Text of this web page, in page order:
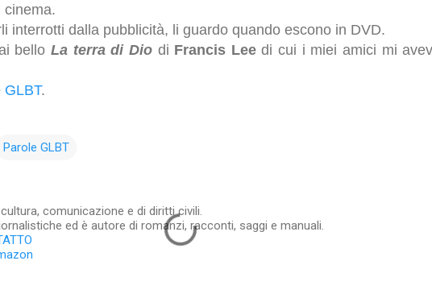
cinema.
interrotti dalla pubblicità, li guardo quando escono in DVD.
bello La terra di Diodi Francis Leedi cui i miei amici mi
GLBT.
Parole GLBT
comunicazione e di diritti civili.
ed è autore di romanzi, racconti, saggi e manuali.